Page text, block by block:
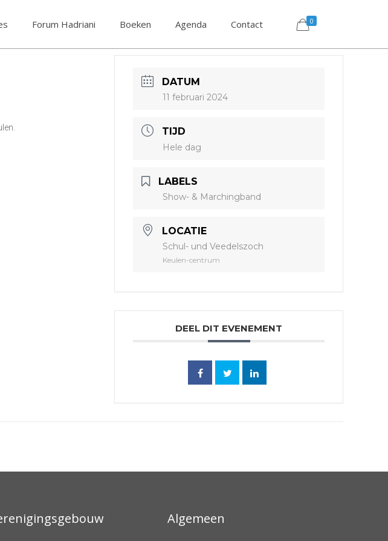
Forum Hadriani Boeken Agenda Contact 0
DATUM
11 februari 2024
TIJD
Hele dag
LABELS
Show- & Marchingband
LOCATIE
Schul- und Veedelszoch
Keulen-centrum
DEEL DIT EVENEMENT
Algemeen